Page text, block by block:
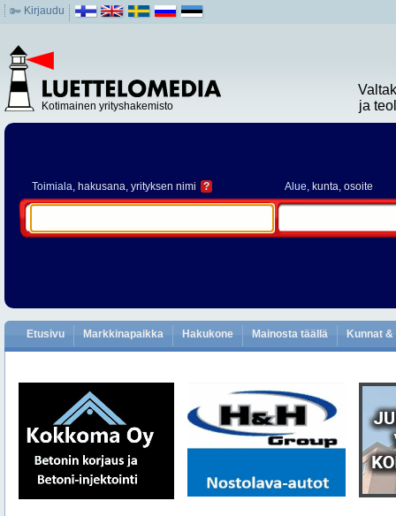
Kirjaudu
Kotimainen yrityshakemisto
ja
Toimiala, hakusana, yrityksen nimi ? Alue, kunta, osoite
Etusivu Markkinapaikka Hakukone Mainosta täällä Kunnat